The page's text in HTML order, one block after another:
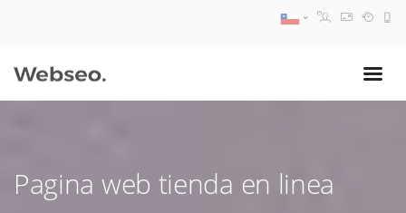
Pagina web tienda en linea
09:30 AM A 18:30 PM